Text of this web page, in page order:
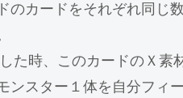
のカードをそれぞれ同じ
た時、このカードのＸ素
ンスター１体を自分フィ